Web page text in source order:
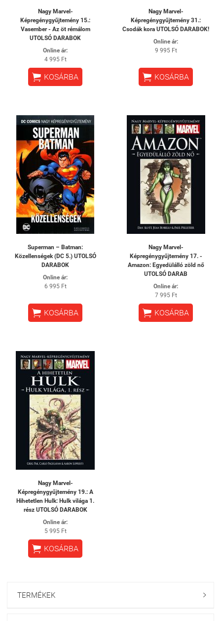
Nagy Marvel-
Képregénygyűjtemény 15.:
Vasember - Az öt rémálom
UTOLSÓ DARABOK
Online ár:
4 995 Ft
 KOSÁRBA
Nagy Marvel-
Képregénygyűjtemény 31.:
Csodák kora UTOLSÓ DARABOK!
Online ár:
9 995 Ft
 KOSÁRBA
Superman – Batman:
Közellenségek (DC 5.) UTOLSÓ
DARABOK
Online ár:
6 995 Ft
 KOSÁRBA
Nagy Marvel-
Képregénygyűjtemény 17. -
Amazon: ​Egyedülálló zöld nő
UTOLSÓ DARAB
Online ár:
7 995 Ft
 KOSÁRBA
Nagy Marvel-
Képregénygyűjtemény 19.: A
Hihetetlen Hulk: Hulk világa 1.
rész UTOLSÓ DARABOK
Online ár:
5 995 Ft
 KOSÁRBA
TERMÉKEK 